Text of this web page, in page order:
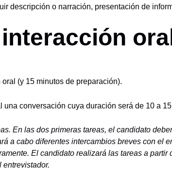
descripción o narración, presentación de
(y 15 minutos de preparación).
conversación cuya duración será de 10 a
En las dos primeras tareas, el candidato
a cabo diferentes intercambios breves con el
El candidato realizará las tareas a